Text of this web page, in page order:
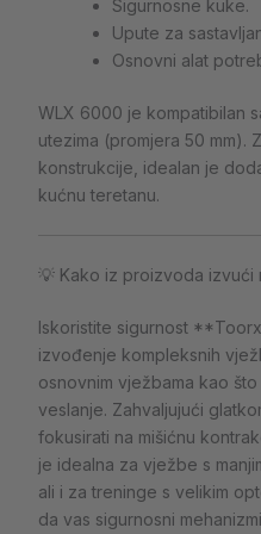
Sigurnosne kuke.
Upute za
Osnovni alat
WLX 6000 je kompatibilan
utezima (promjera 50 mm).
konstrukcije, idealan je
kućnu teretanu.
💡 Kako iz proizvoda izvući
Iskoristite sigurnost
izvođenje kompleksnih
osnovnim vježbama kao
veslanje. Zahvaljujući
fokusirati na mišićnu
je idealna za vježbe s
ali i za treninge s velikim
da vas sigurnosni